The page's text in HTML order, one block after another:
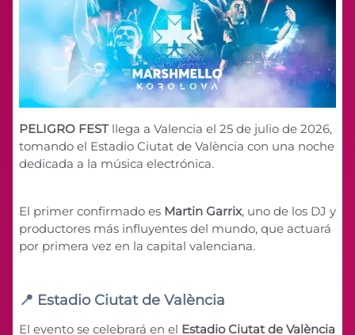
PELIGRO FESTllega a Valencia el 25 de julio de 2026,
tomando el Estadio Ciutat de València con una noche
dedicada a la música electrónica.
El primer confirmado es Martin Garrix, uno de los DJ y
productores más influyentes del mundo, que actuará
por primera vez en la capital valenciana.
📍 Estadio Ciutat de València
El evento se celebrará en el Estadio Ciutat de València